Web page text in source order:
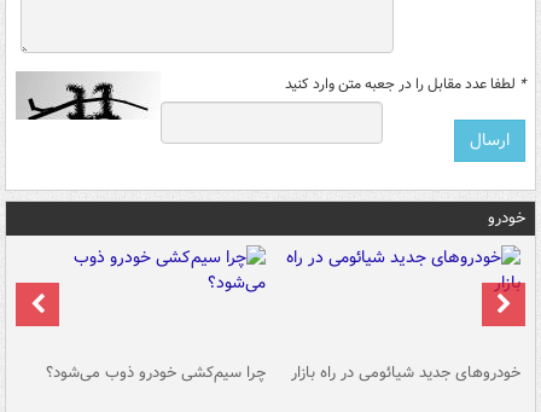
* لطفا عدد مقابل را در جعبه متن وارد کنید
خودرو
خودروهای جدید شیائومی در راه بازار چرا سیم‌کشی خودرو ذوب می‌شود؟